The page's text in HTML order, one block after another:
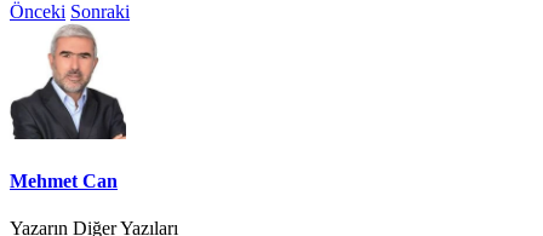
Önceki Sonraki
Mehmet Can
Yazarın Diğer Yazıları